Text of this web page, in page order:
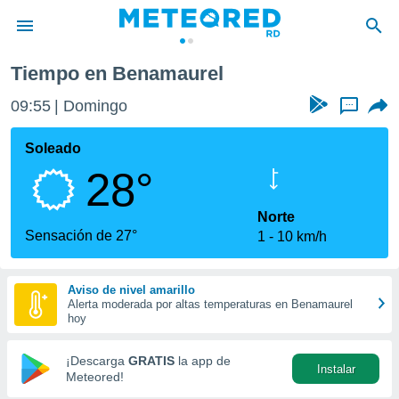
de
ha sido
calidad.
a este
las
y
forma
digital
basada
Tiempo en Benamaurel
09:55 Domingo ...
Soleado
28°
Sensación de 27°
Norte
1
10 km/h
Aviso de nivel amarillo
Alerta moderada por altas temperaturas en Benamaurel
hoy
¡Descarga GRATIS la app de
Meteored!
Instalar